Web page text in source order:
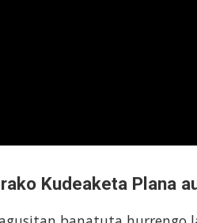
Kudeaketa Plana